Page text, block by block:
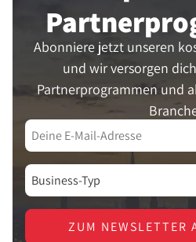
Abonniere jetzt unseren
und wir versorgen
Partnerprogrammen und
ZUM NEWSLETTER